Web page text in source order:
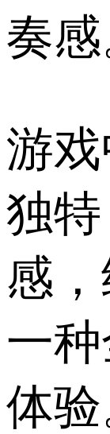
奏感
游
独
感
一
体验